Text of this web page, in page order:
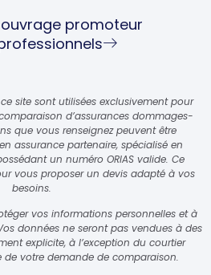
promoteur
site sont utilisées exclusivement pour
d’assurances dommages-
que vous renseignez peuvent être
assurance partenaire, spécialisé en
un numéro ORIAS valide. Ce
vous proposer un devis adapté à vos
besoins.
vos informations personnelles et à
données ne seront pas vendues à des
explicite, à l’exception du courtier
de votre demande de comparaison.